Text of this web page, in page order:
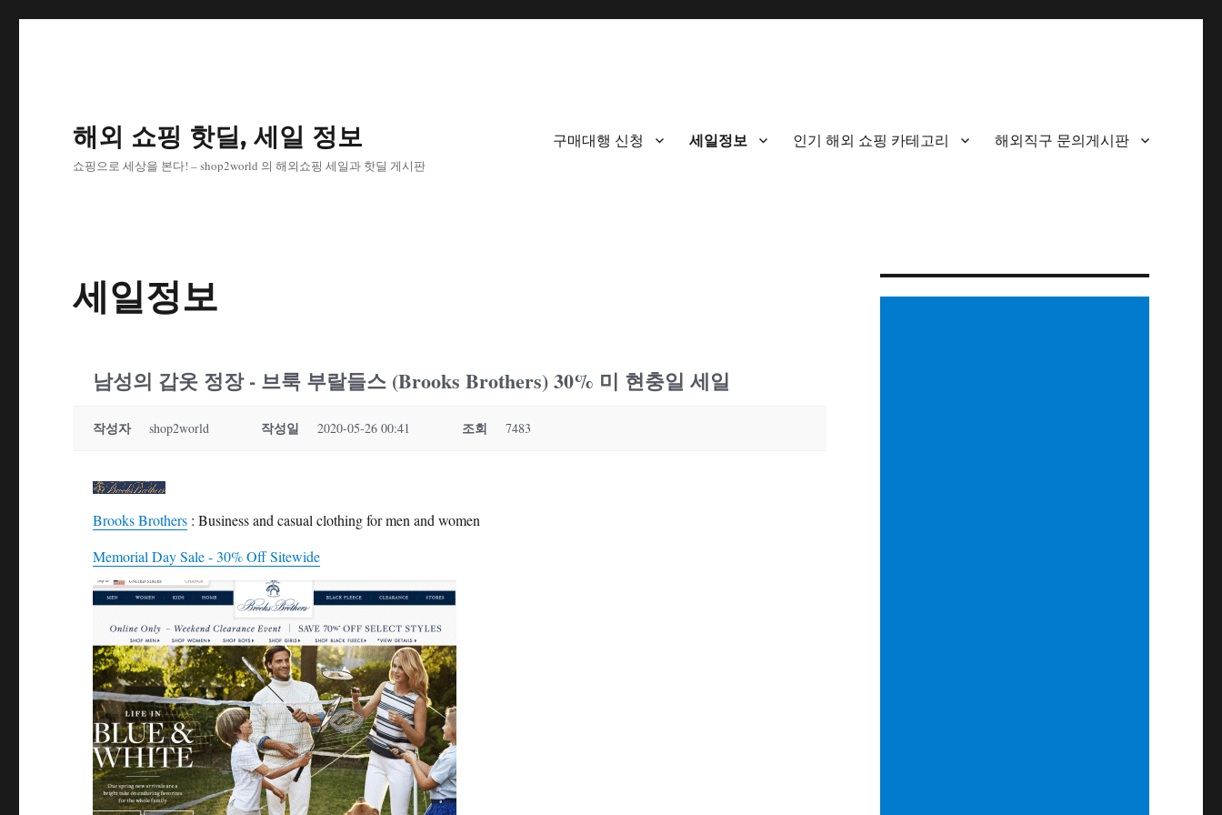
해외 쇼핑 핫딜, 세일 정보
쇼핑으로 세상을 본다! – shop2world 의 해외쇼핑 세일과 핫딜 게시판
구매대행 신청 세일정보 인기 해외 쇼핑 카테고리 해외직구 문의게시판
세일정보
남성의 갑옷 정장 - 브룩 부랄들스 (Brooks Brothers) 30% 미 현충일 세일
작성자 shop2world 작성일 2020-05-26 00:41 조회 7483
Brooks Brothers : Business and casual clothing for men and women
Memorial Day Sale - 30% Off Sitewide